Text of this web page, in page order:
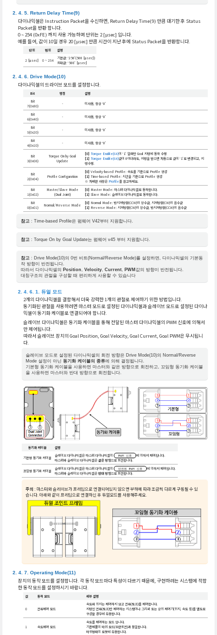
Return Delay Time(9)
다이나믹셀은 Instruction Packet을 수신하면, Return Delay Time(9) 만큼 대기한 후 Status
Packet을 반환 합니다.
0 ~ 254 (0xFE) 까지 사용 가능하며 단위는 2 [μsec] 입니다.
예를 들어, 값이 10일 경우 20 [μsec] 만큼 시간이 지난 후에 Status Packet을 반환합니다.
단위 범위 설명
2 [μsec] 0 ~ 254
기본값: ‘250’(500 [μsec])
최대값: ‘508’ [μsec]
Drive Mode(10)
다이나믹셀의 드라이브 모드를 설정합니다.
Bit 명칭
설명
Bit
7(0x80)
- 미사용, 항상 ‘0’
Bit
6(0x40)
- 미사용, 항상 ‘0’
Bit
5(0x20)
- 미사용, 항상 ‘0’
Bit
4(0x10)
- 미사용, 항상 ‘0’
Bit
3(0x08)
Torque On by Goal
Update
[0] Torque Enable(64)이 ‘1’ 일때만 Goal 지령에 동작 수행
[1] Torque Enable(64)값이 0이더라도, 지령을 받으면 자동으로 값이 ‘1’로 변경되고, 지
령수행.
Bit
2(0x04)
Profile Configuration
[0] Velocity-based Profile: 속도를 기준으로 Profile 생성
[1] Time-based Profile: 시간을 기준으로 Profile 생성
※ 자세한 사항은 Profile를 참고하세요.
Bit
1(0x02)
Master/Slave Mode
(Dual Joint)
[0] Master Mode: 마스터 다이나믹셀로 동작합니다.
[1] Slave Mode: 슬레이브 다이나믹셀로 동작합니다.
Bit
0(0x01)
Normal/Reverse Mode [0] Normal Mode: 반시계방향(CCW)이 양수값, 시계방향(CW)이 음수값
[1] Reverse Mode: 시계방향(CW)이 양수값, 반시계방향(CCW)이 음수값
참고 : Time-based Profile은 펌웨어 V42부터 지원합니다.
참고 : Torque On by Goal Update는 펌웨어 v45 부터 지원합니다.
참고 : Drive Mode(10)의 0번 비트(Normal/Reverse Mode)를 설정하면, 다이나믹셀의 기본동
작 방향이 반전됩니다.
따라서 다이나믹셀의 Position ,Velocity ,Current PWM 값의 방향이 반전됩니다.
대칭구조의 관절을 구성할 때 편리하게 사용할 수 있습니다
듀얼 모드
2개의 다이나믹셀을 결합해서 더욱 강력한 1개의 관절로 제어하기 위한 방법입니다.
동기화된 관절을 사용하려면 마스터 모드로 설정된 다이나믹셀과 슬레이브 모드로 설정된 다이나
믹셀이 동기화 케이블로 연결되어야 합니다.
슬레이브 다이나믹셀은 동기화 케이블을 통해 전달된 마스터 다이나믹셀의 PWM 신호에 의해서
만 제어됩니다.
따라서 슬레이브 장치의 Goal Position, Goal Velocity, Goal Current, Goal PWM은 무시됩니
다.
슬레이브 모드로 설정된 다이나믹셀의 회전 방향은 Drive Mode(10)의 Normal/Reverse
Mode 설정이 아닌동기화 케이블의 종류에 의해 결정됩니다.
기본형 동기화 케이블을 사용하면 마스터와 같은 방향으로 회전하고, 꼬임형 동기화 케이블
을 사용하면 마스터와 반대 방향으로 회전합니다.
동기화 케이블 설명
기본형 동기화 케이블 슬레이브 다이나믹셀은 마스터 다이나믹셀의 PWM 신호
에 의해서 제어됩니다.
마스터와 슬레이브 다이나믹셀은같은 방향으로 회전합니다.
꼬임형 동기화 케이블 슬레이브 다이나믹셀은 마스터 다이나믹셀의 반전된 PWM 신호
에 의해서 제어됩니다.
마스터와 슬레이브 다이나믹셀은반대 방향으로 회전합니다.
주의 : 마스터와 슬레이브가 프레임으로 연결되어있지 않으면 부하에 따라 조금씩 다르게 구동될 수 있
습니다. 아래와 같이 프레임으로 연결하신 후 듀얼모드를 사용해주세요.
Operating Mode(11)
장치의 동작 모드를 설정합니다. 각 동작 모드마다 특성이 다르기 때문에, 구현하려는 시스템에 적합
한 동작 모드를 설정하시기 바랍니다.
값 동작 모드 세부 설명
0 전류제어 모드
속도와 위치는 제어하지 않고 전류(토크)를 제어합니다.
지령된 전류(토크)만 제어하는 시스템이나 그리퍼 또는 상위 제어기(위치, 속도 등)를 별도로
구성할 경우에 유용합니다.
1 속도제어 모드
속도를 제어하는 모드 입니다.
기존제품의 바퀴 모드(무한회전)과 동일합니다.
바퀴형태의 로봇에 유용합니다.